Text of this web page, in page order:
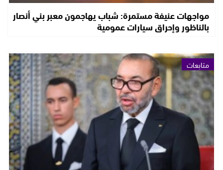
مواجهات عنيفة مستمرة: شباب يهاجمون معبر بني أنصار
بالناظور وإحراق سيارات عمومية
متابعات